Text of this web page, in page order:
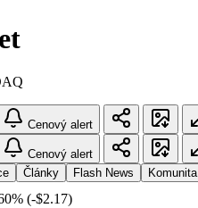
Cenový alert
Cenový alert
Články Flash News Komunita
(-$2.17)